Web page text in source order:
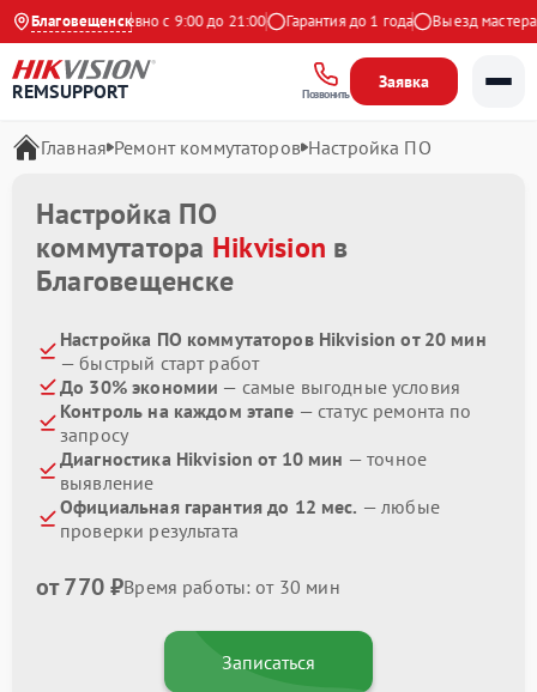
Благовещенск
Ежедневно с 9:00 до 21:00 Гарантия до 1 года Выезд мастера
REMSUPPORT Позвонить
Заявка
Главная Ремонт коммутаторов Настройка ПО
Настройка ПО
коммутатора Hikvision в
Благовещенске
Настройка ПО коммутаторов Hikvision от 20 мин
— быстрый старт работ
До 30% экономии — самые выгодные условия
Контроль на каждом этапе — статус ремонта по
запросу
Диагностика Hikvision от 10 мин — точное
выявление
Официальная гарантия до 12 мес. — любые
проверки результата
от 770 ₽Время работы: от 30 мин
Записаться